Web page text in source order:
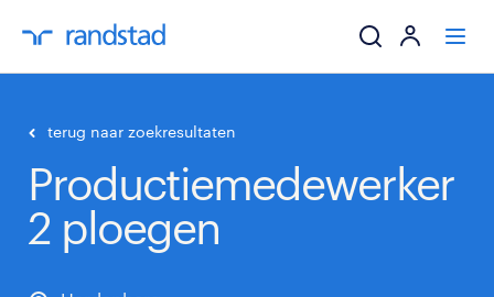
werkgevers
terug naar zoekresultaten
Productiemedewerker
2 ploegen